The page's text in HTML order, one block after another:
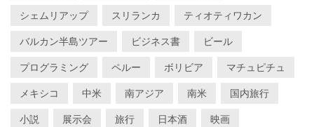
シェムリアップ スリランカ ティオティワカン
バルカン半島ツアー ビジネス書 ビール
プログラミング ペルー ボリビア マチュピチュ
メキシコ 中米 南アジア 南米 国内旅行
小説 展示会 旅行 日本酒 映画